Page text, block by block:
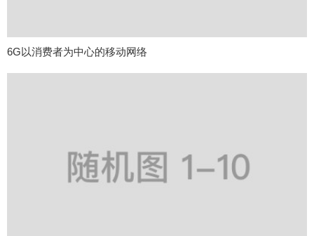
6G以消费者为中心的移动网络